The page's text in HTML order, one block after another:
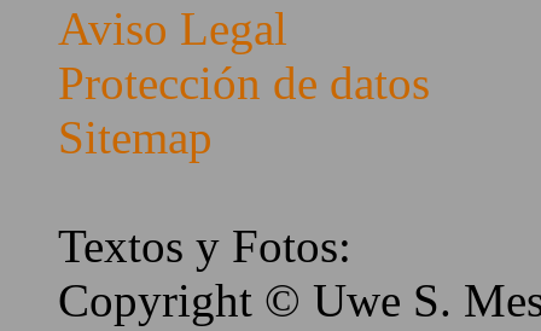
Aviso Legal
Protección de datos
Sitemap
Textos y Fotos:
Copyright © Uwe S.